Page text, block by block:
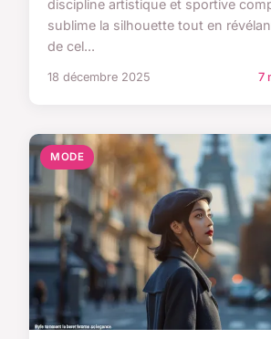
discipline artistique et sportive
sublime la silhouette tout en
de cel...
18 décembre 2025 7
MODE